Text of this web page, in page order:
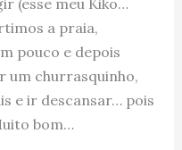
a praia,
pouco e depois
um churrasquinho,
e ir descansar… pois
bom…